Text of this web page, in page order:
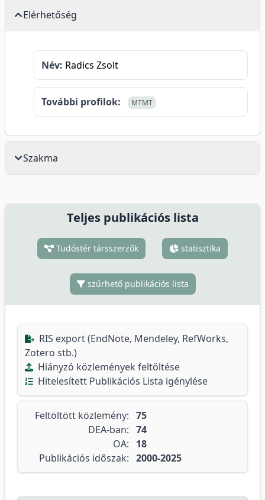
Elérhetőség
Név: Radics Zsolt
További profilok: MTMT
Szakma
Teljes publikációs lista
Tudóstér társszerzők statisztika
szűrhető publikációs lista
RIS export (EndNote, Mendeley, RefWorks,
Zotero stb.)
Hiányzó közlemények feltöltése
Hitelesített Publikációs Lista igénylése
Feltöltött közlemény: 75
DEA-ban: 74
OA:
18
Publikációs időszak: 2000-2025